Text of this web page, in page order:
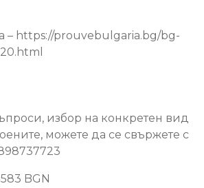
– https://prouvebulgaria.bg/bg-
избор на конкретен вид
можете да се свържете с
BGN